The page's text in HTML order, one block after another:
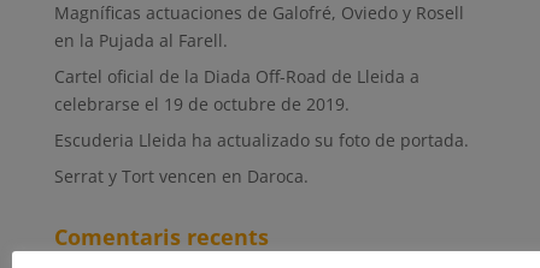
Magníficas actuaciones de Galofré, Oviedo y Rosell
en la Pujada al Farell.
Cartel oficial de la Diada Off-Road de Lleida a
celebrarse el 19 de octubre de 2019.
Escuderia Lleida ha actualizado su foto de portada.
Serrat y Tort vencen en Daroca.
Comentaris recents